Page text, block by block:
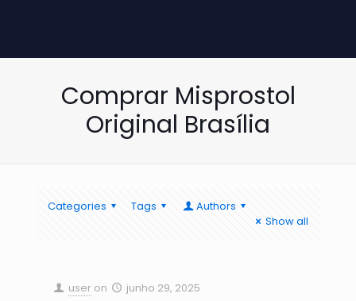
Comprar Misprostol
Original Brasília
Categories Tags
Authors
Show all
user on
junho 29, 2025